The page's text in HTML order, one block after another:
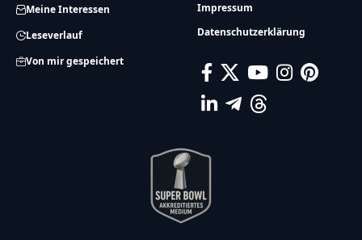
Meine Interessen
Leseverlauf
Von mir gespeichert
Impressum
Datenschutzerklärung